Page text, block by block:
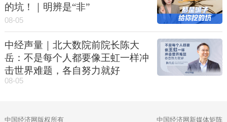
的坑！｜明辨是“非”
08-05
中经声量｜北大数院前院长陈大
岳：不是每个人都要像王虹一样冲
击世界难题，各自努力就好
08-05
中国经济网版权所有 中国经济网新媒体矩阵